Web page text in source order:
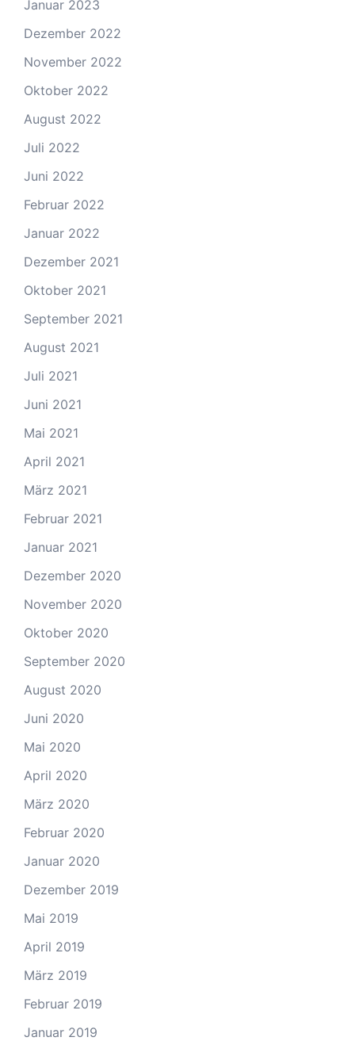
Januar 2023
Dezember 2022
November 2022
Oktober 2022
August 2022
Juli 2022
Juni 2022
Februar 2022
Januar 2022
Dezember 2021
Oktober 2021
September 2021
August 2021
Juli 2021
Juni 2021
Mai 2021
April 2021
März 2021
Februar 2021
Januar 2021
Dezember 2020
November 2020
Oktober 2020
September 2020
August 2020
Juni 2020
Mai 2020
April 2020
März 2020
Februar 2020
Januar 2020
Dezember 2019
Mai 2019
April 2019
März 2019
Februar 2019
Januar 2019